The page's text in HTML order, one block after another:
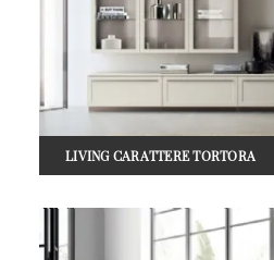
LIVING CARATTERE TORTORA